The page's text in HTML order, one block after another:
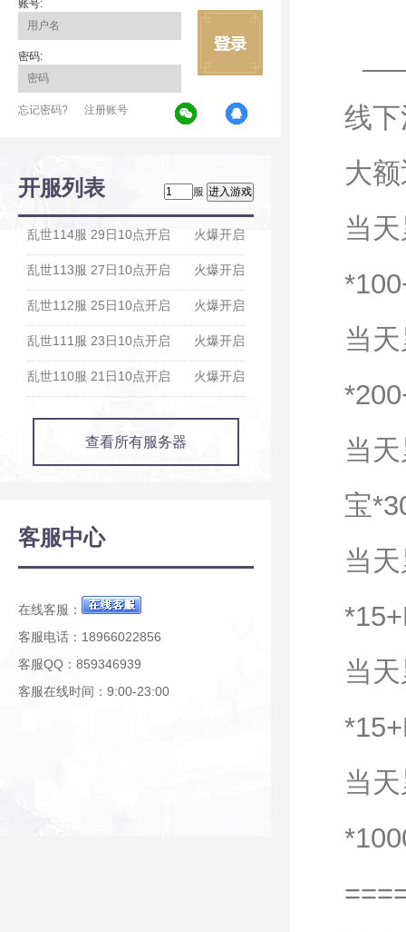
账号:
密码:
忘记密码? 注册账号
开服列表 服
火爆开启
乱世114服 29日10点开启
火爆开启
乱世113服 27日10点开启
火爆开启
乱世112服 25日10点开启
火爆开启
乱世111服 23日10点开启
火爆开启
乱世110服 21日10点开启
查看所有服务器
客服中心
在线客服：
客服电话：18966022856
客服QQ：859346939
客服在线时间：9:00-23:00
线
大
当
当
当
宝
当
当
当